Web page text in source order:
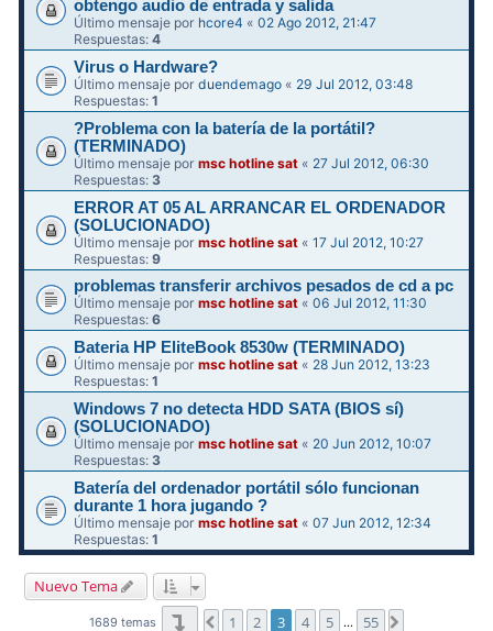
obtengo audio de entrada y salida
Último mensaje por hcore4 «02 Ago 2012, 21:47
Respuestas:4
Virus o Hardware?
Último mensaje porduendemago « 29 Jul 2012, 03:48
Respuestas:1
?Problema con la batería de la portátil?
(TERMINADO)
Último mensaje pormsc hotline sat « 27 Jul 2012, 06:30
Respuestas: 3
ERROR AT 05 AL ARRANCAR EL ORDENADOR
(SOLUCIONADO)
Último mensaje pormsc hotline sat «17 Jul 2012, 10:27
Respuestas:9
problemas transferir archivos pesados de cd a pc
Último mensaje pormsc hotline sat «06 Jul 2012, 11:30
Respuestas:6
Bateria HP EliteBook 8530w (TERMINADO)
Último mensaje pormsc hotline sat « 28 Jun 2012, 13:23
Respuestas:1
Windows 7 no detecta HDD SATA (BIOS sí)
(SOLUCIONADO)
Último mensaje pormsc hotline sat « 20 Jun 2012, 10:07
Respuestas: 3
Batería del ordenador portátil sólo funcionan
durante 1 hora jugando ?
Último mensaje pormsc hotline sat «07 Jun 2012, 12:34
Respuestas:1
Nuevo Tema
1689 temas Página de 55
Anterior
1 2 3 4 5 … 55